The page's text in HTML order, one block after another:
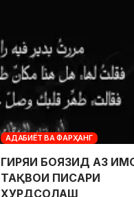
АДАБИЁТ ВА ФАРҲАНГ
ГИРЯИ БОЯЗИД АЗ
ТАҚВОИ ПИСАРИ
ХУРДСОЛАШ